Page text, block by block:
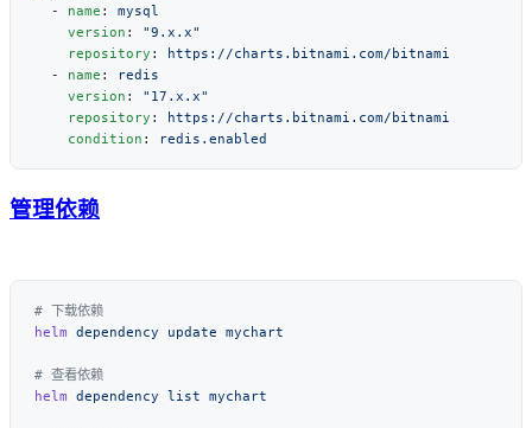
  -
name :
    version
:
    repository
:
  -
name :
    version
:
    repository
:
    condition
:
管理依赖
helm dependency update
helm dependency list